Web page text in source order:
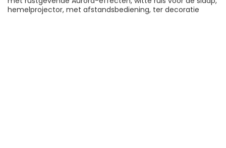
hemelprojector, met afstandsbediening, ter decoratie